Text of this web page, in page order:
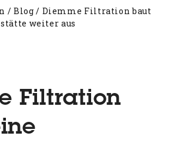
/Blog / Diemme Filtration baut
weiter aus
Filtration